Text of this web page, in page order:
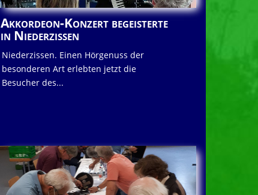
Akkordeon-Konzert begeisterte
in Niederzissen
Niederzissen. Einen Hörgenuss der
besonderen Art erlebten jetzt die
Besucher des...